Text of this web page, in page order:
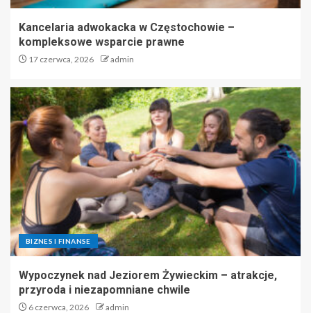
Kancelaria adwokacka w Częstochowie –
kompleksowe wsparcie prawne
17 czerwca, 2026 admin
BIZNES I FINANSE
Wypoczynek nad Jeziorem Żywieckim – atrakcje,
przyroda i niezapomniane chwile
6 czerwca, 2026 admin